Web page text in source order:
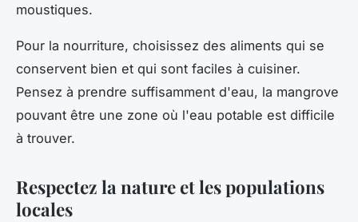
moustiques.
Pour la nourriture, choisissez des aliments qui se
conservent bien et qui sont faciles à cuisiner.
Pensez à prendre suffisamment d'eau, la mangrove
pouvant être une zone où l'eau potable est difficile
à trouver.
Respectez la nature et les populations
locales